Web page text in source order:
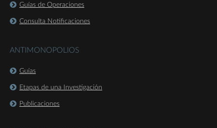
Guías de Operaciones
Consulta Notificaciones
ANTIMONOPOLIOS
Guías
Etapas de una Investigación
Publicaciones